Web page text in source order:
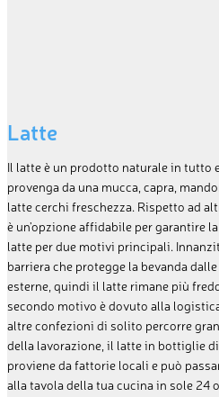
Latte
Il latte è un prodotto naturale in tutto
provenga da una mucca, capra,
latte cerchi freschezza. Rispetto ad
è un’opzione affidabile per garantire
latte per due motivi principali.
barriera che protegge la bevanda
esterne, quindi il latte rimane più
secondo motivo è dovuto alla
altre confezioni di solito percorre
della lavorazione, il latte in bottiglie
proviene da fattorie locali e può
alla tavola della tua cucina in sole 24